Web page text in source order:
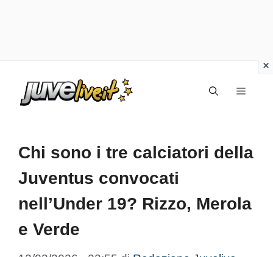
Menu
Chi sono i tre calciatori della
Juventus convocati
nell’Under 19? Rizzo, Merola
e Verde